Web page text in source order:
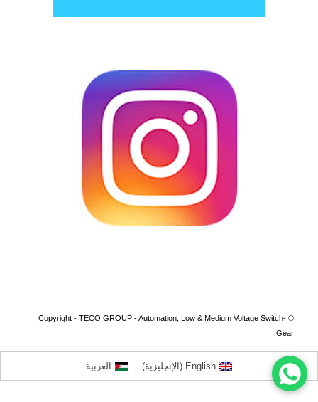
© Copyright - TECO GROUP - Automation, Low & Medium Voltage Switch-
Gear
English
( الإنجليزية) العربية